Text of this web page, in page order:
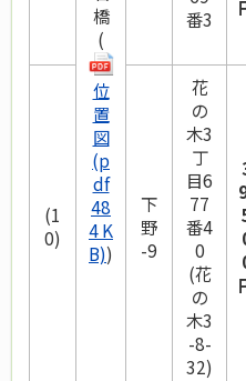
橋
(
位
置
図
(p
df
48
4 K
B))
番3
(1
0)
下
野
-9
花
の
木3
丁
目6
77
番4
0
(花
の
木3
-8-
32)